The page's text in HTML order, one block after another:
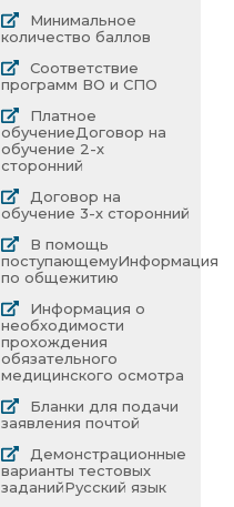
Минимальное
количество баллов
Соответствие
программ ВО и СПО
Платное
обучениеДоговор на
обучение 2-х
сторонний
Договор на
обучение 3-х сторонний
В помощь
поступающемуИнформация
по общежитию
Информация о
необходимости
прохождения
обязательного
медицинского осмотра
Бланки для подачи
заявления почтой
Демонстрационные
варианты тестовых
заданийРусский язык